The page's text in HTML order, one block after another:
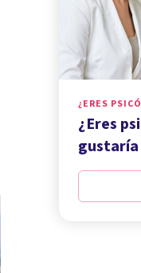
¿ERES
¿Eres